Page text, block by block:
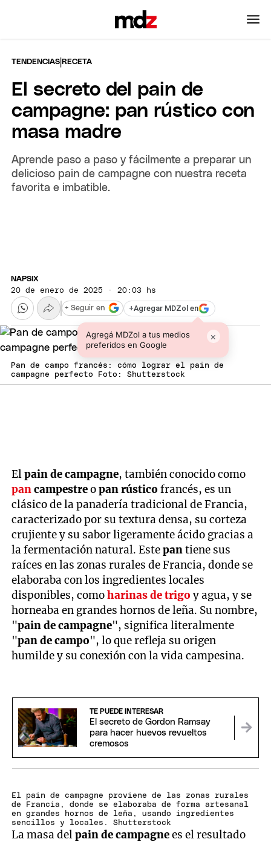
TENDENCIAS |RECETA
El secreto del pain de
campagne: pan rústico con
masa madre
Aprende paso a paso y fácilmente a preparar un
delicioso pain de campagne con nuestra receta
favorita e imbatible.
NAPSIX
20 de enero de 2025 · 20:03 hs
+Agregar MDZol en
Agregá MDZol a tus medios
preferidos en Google
×
+ Seguir en
Pan de campo francés: cómo lograr el pain de
campagne perfecto Foto: Shutterstock
Elpain de campagne, también conocido como
pancampestreopan rústicofrancés, es un
clásico de la panadería tradicional de Francia,
caracterizado por su textura densa, su corteza
crujiente y su sabor ligeramente ácido gracias a
la fermentación natural. Estepantiene sus
raíces en las zonas rurales de Francia, donde se
elaboraba con los ingredientes locales
disponibles, comoharinas de trigoy agua, y se
horneaba en grandes hornos de leña. Su nombre,
"pain de campagne", significa literalmente
"pan de campo", lo que refleja su origen
humilde y su conexión con la vida campesina.
TE PUEDE INTERESAR
El secreto de Gordon Ramsay
para hacer huevos revueltos
cremosos
El pain de campagne proviene de las zonas rurales
de Francia, donde se elaboraba de forma artesanal
en grandes hornos de leña, usando ingredientes
sencillos y locales. Shutterstock
La masa delpain de campagnees el resultado